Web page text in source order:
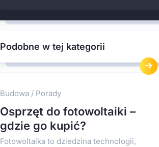
Podobne w tej kategorii
Budowa / Porady
Osprzęt do fotowoltaiki –
gdzie go kupić?
Fotowoltaika to dziedzina technologii,